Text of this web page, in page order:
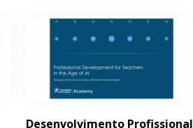
Desenvolvimento Profissional